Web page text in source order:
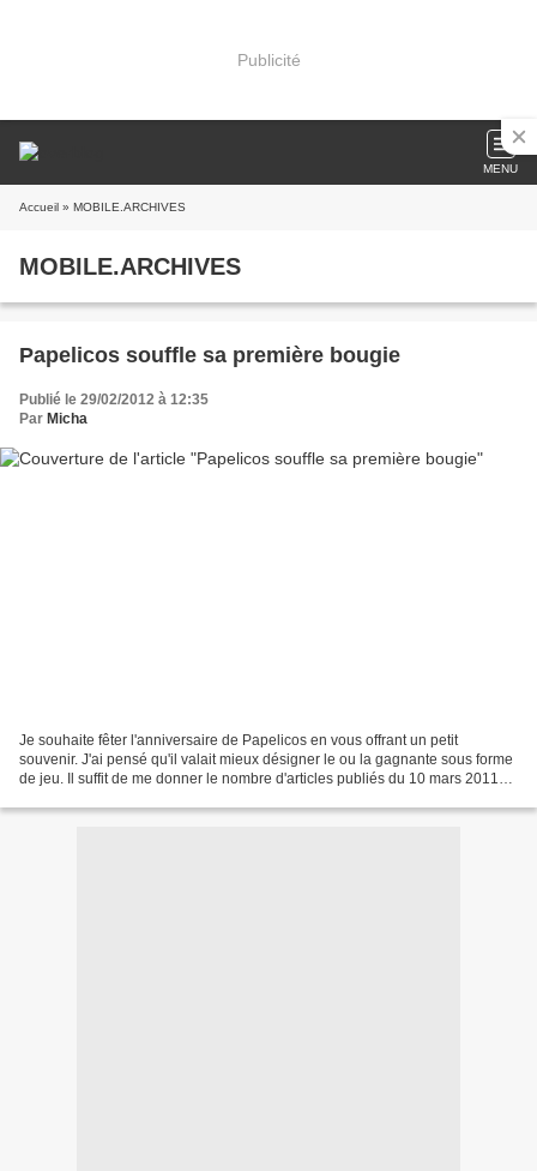
Publicité
MENU
Accueil » MOBILE.ARCHIVES
MOBILE.ARCHIVES
Papelicos souffle sa première bougie
Publié le 29/02/2012 à 12:35
Par Micha
Je souhaite fêter l'anniversaire de Papelicos en vous offrant un petit
souvenir. J'ai pensé qu'il valait mieux désigner le ou la gagnante sous forme
de jeu. Il suffit de me donner le nombre d'articles publiés du 10 mars 2011